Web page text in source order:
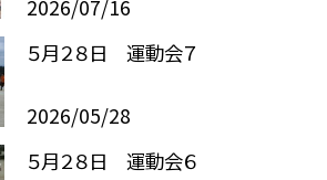
2026/07/16
５月２８日 運動会７
2026/05/28
５月２８日 運動会６